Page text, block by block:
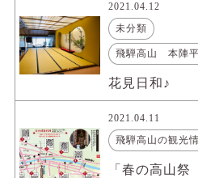
2021.04.12
未分類
飛騨高山 本陣
花見日和♪
2021.04.11
飛騨高山の観光
「春の高山